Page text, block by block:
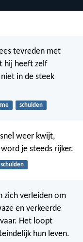
tevreden met
hij heeft zelf
in de steek
schulden
weer kwijt,
je steeds rijker.
schulden
zich verleiden om
en verkeerde
Het loopt
hun leven.